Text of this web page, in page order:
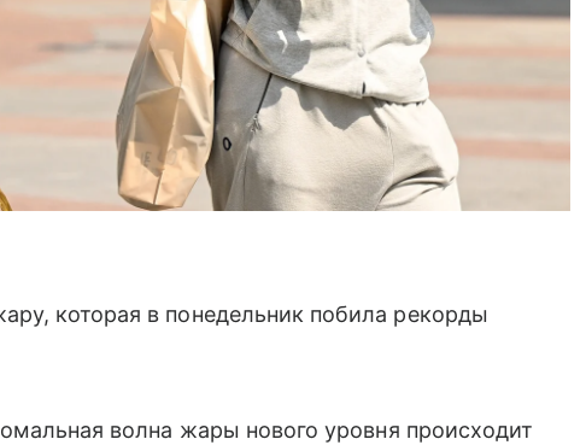
которая в понедельник побила рекорды
волна жары нового уровня происходит